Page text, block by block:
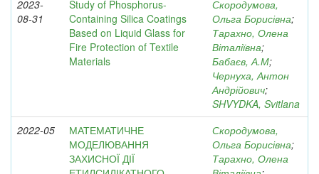
2023-
08-31
Study of Phosphorus-
Containing Silica Coatings
Based on Liquid Glass for
Fire Protection of Textile
Materials
Скородумова,
Ольга Борисівна;
Тарахно, Олена
Віталіївна;
Бабаєв, А.М;
Чернуха, Антон
Андрійович;
SHVYDKA, Svitlana
2022-05
МАТЕМАТИЧНЕ
МОДЕЛЮВАННЯ
ЗАХИСНОЇ ДІЇ
Скородумова,
Ольга Борисівна;
Тарахно, Олена